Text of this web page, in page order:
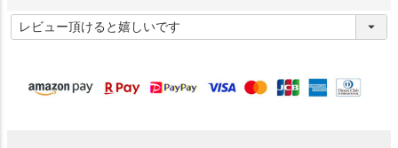
必
須